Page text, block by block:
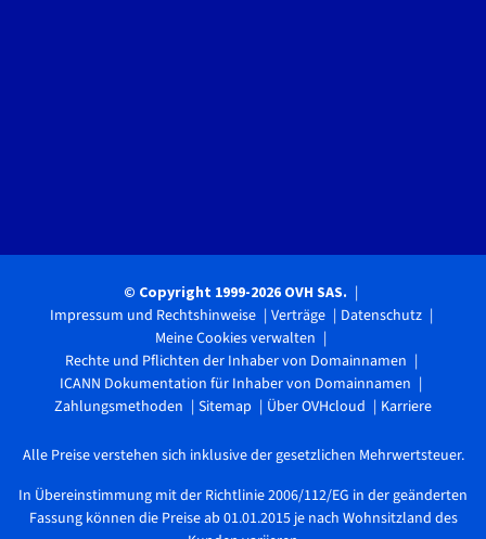
© Copyright 1999-2026 OVH SAS.
Impressum und Rechtshinweise Verträge
Datenschutz
Meine Cookies verwalten
Rechte und Pflichten der Inhaber von Domainnamen
ICANN Dokumentation für Inhaber von Domainnamen
Zahlungsmethoden
Sitemap Über OVHcloud Karriere
Alle Preise verstehen sich inklusive der gesetzlichen Mehrwertsteuer.
In Übereinstimmung mit der Richtlinie 2006/112/EG in der geänderten
Fassung können die Preise ab 01.01.2015 je nach Wohnsitzland des